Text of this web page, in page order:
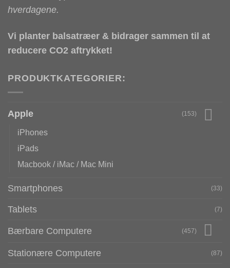
hverdagene.
Vi planter balsatræer & bidrager sammen til at
reducere CO2 aftrykket!
PRODUKTKATEGORIER:
Apple (153)
iPhones
iPads
Macbook / iMac / Mac Mini
Smartphones (33)
Tablets (7)
Bærbare Computere (457)
Stationære Computere (87)